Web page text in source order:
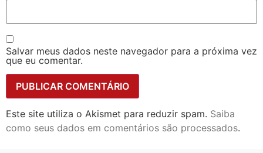
Salvar meus dados neste navegador para a próxima vez
que eu comentar.
Este site utiliza o Akismet para reduzir spam. Saiba
como seus dados em comentários são processados.